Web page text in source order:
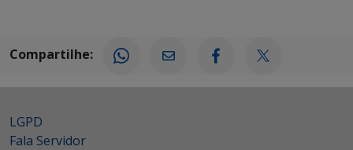
Compartilhe:
LGPD
Fala Servidor